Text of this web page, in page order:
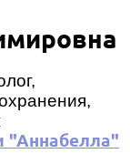
"Аннабелла"